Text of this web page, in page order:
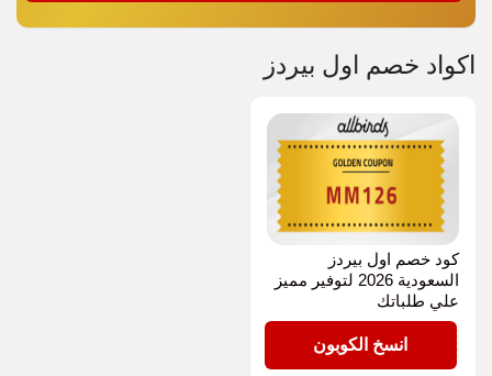
اكواد خصم اول بيردز
كود خصم اول بيردز
السعودية 2026 لتوفير مميز
علي طلباتك
MM126انسخ الكوبون